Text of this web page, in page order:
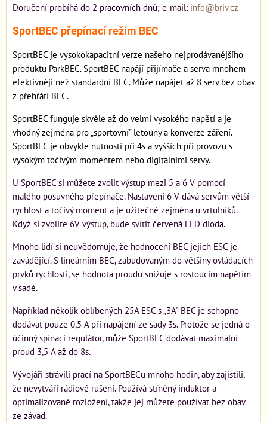
Doručení probíhá do 2 pracovních dnů; e-mail: info@briv.cz
SportBEC přepínací režim BEC
SportBEC je vysokokapacitní verze našeho nejprodávanějšího
produktu ParkBEC. SportBEC napájí přijímače a serva mnohem
efektivněji než standardní BEC. Může napájet až 8 serv bez obav
z přehřátí BEC.
SportBEC funguje skvěle až do velmi vysokého napětí a je
vhodný zejména pro „sportovní" letouny a konverze záření.
SportBEC je obvykle nutností při 4s a vyšších při provozu s
vysokým točivým momentem nebo digitálními servy.
U SportBEC si můžete zvolit výstup mezi 5 a 6 V pomocí
malého posuvného přepínače. Nastavení 6 V dává servům větší
rychlost a točivý moment a je užitečné zejména u vrtulníků.
Když si zvolíte 6V výstup, bude svítit červená LED dioda.
Mnoho lidí si neuvědomuje, že hodnocení BEC jejich ESC je
zavádějící. S lineárním BEC, zabudovaným do většiny ovládacích
prvků rychlosti, se hodnota proudu snižuje s rostoucím napětím
v sadě.
Například několik oblíbených 25A ESC s „3A" BEC je schopno
dodávat pouze 0,5 A při napájení ze sady 3s. Protože se jedná o
účinný spínací regulátor, může SportBEC dodávat maximální
proud 3,5 A až do 8s.
Vývojáři strávili prací na SportBECu mnoho hodin, aby zajistili,
že nevytváří rádiové rušení. Používá stíněný induktor a
optimalizované rozložení, takže jej můžete používat bez obav
ze závad.